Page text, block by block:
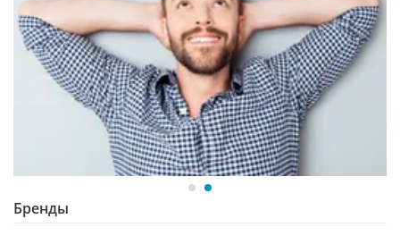
Бренды